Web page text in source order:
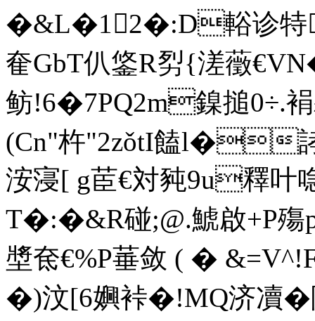
�&L�12�:D輍诊特
奞 GbT仈鋚R劽{溠藢
鲂!6�7PQ2m鎳搥
(Сn"杵"2zǒtI饁l�
洝寖[ g茞€対 豘9u釋叶
T�:�&R碰;@.鯱啟+P殤
墏奃€%P菙敛 ( �
�)汶[6嬹裃�!MQ济凟